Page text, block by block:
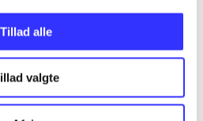
Tillad alle
valgte
fordelt på udgivelser